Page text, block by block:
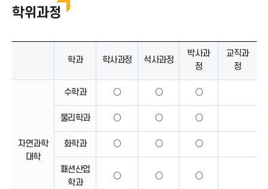
학위과정
학과 학사과정 석사과정
박사과
정
교직과
정
자연과학
대학
수학과 ○ ○ ○
물리학과 ○ ○ ○
화학과 ○ ○ ○
패션산업
학과
○ ○ ○